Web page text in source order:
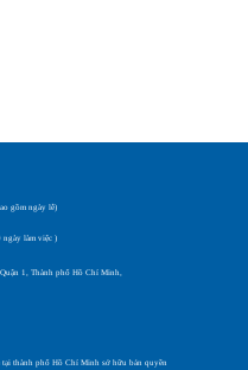
gồm ngày lễ)
làm việc )
1, Thành phố Hồ Chí Minh,
thành phố Hồ Chí Minh sở hữu bản quyền